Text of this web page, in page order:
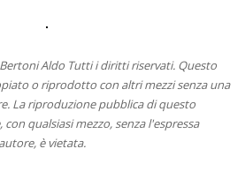
Aldo Tutti i diritti riservati. Questo
o riprodotto con altri mezzi senza una
La riproduzione pubblica di questo
qualsiasi mezzo, senza l'espressa
è vietata.